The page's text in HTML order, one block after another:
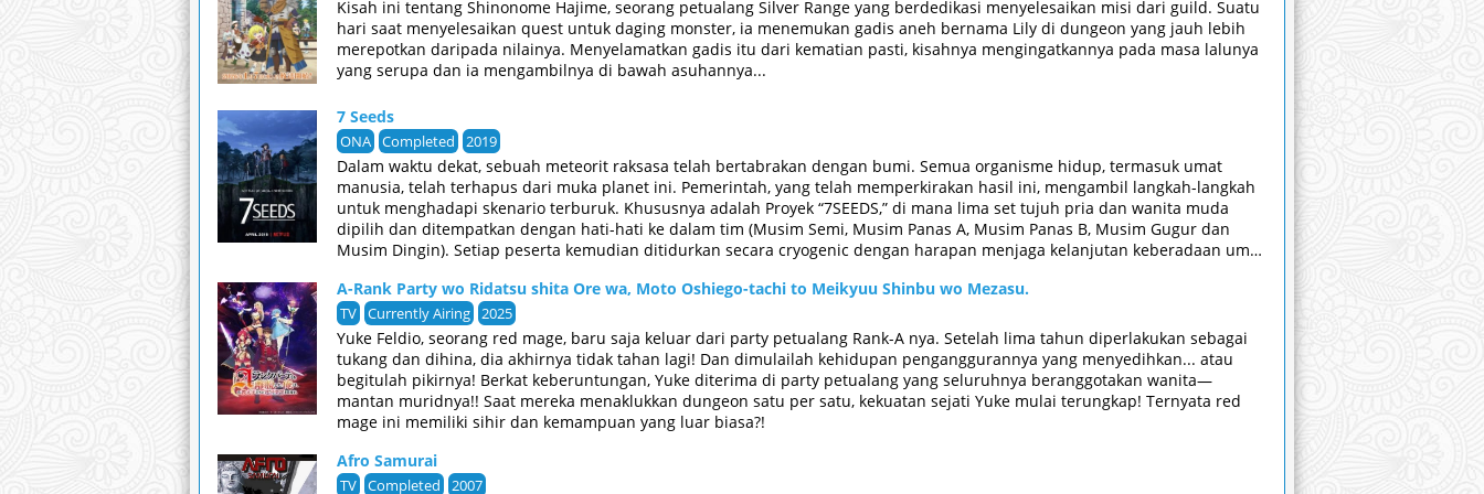
Kisah ini tentang Shinonome Hajime, seorang petualang Silver Range yang berdedikasi menyelesaikan misi dari guild. Suatu
hari saat menyelesaikan quest untuk daging monster, ia menemukan gadis aneh bernama Lily di dungeon yang jauh lebih
merepotkan daripada nilainya. Menyelamatkan gadis itu dari kematian pasti, kisahnya mengingatkannya pada masa lalunya
yang serupa dan ia mengambilnya di bawah asuhannya...
7 Seeds
ONA Completed 2019
Dalam waktu dekat, sebuah meteorit raksasa telah bertabrakan dengan bumi. Semua organisme hidup, termasuk umat
manusia, telah terhapus dari muka planet ini. Pemerintah, yang telah memperkirakan hasil ini, mengambil langkah-langkah
untuk menghadapi skenario terburuk. Khususnya adalah Proyek “7SEEDS,” di mana lima set tujuh pria dan wanita muda
dipilih dan ditempatkan dengan hati-hati ke dalam tim (Musim Semi, Musim Panas A, Musim Panas B, Musim Gugur dan
Musim Dingin). Setiap peserta kemudian ditidurkan secara cryogenic dengan harapan menjaga kelanjutan keberadaan umat
Sementara kehilangan dan berduka karena kehilangan orang-orang yang mereka cintai, mereka berusaha mencari cara
untuk bertahan hidup. (Source: MU)
A-Rank Party wo Ridatsu shita Ore wa, Moto Oshiego-tachi to Meikyuu Shinbu wo Mezasu.
TV Currently Airing 2025
Yuke Feldio, seorang red mage, baru saja keluar dari party petualang Rank-A nya. Setelah lima tahun diperlakukan sebagai
tukang dan dihina, dia akhirnya tidak tahan lagi! Dan dimulailah kehidupan penganggurannya yang menyedihkan... atau
begitulah pikirnya! Berkat keberuntungan, Yuke diterima di party petualang yang seluruhnya beranggotakan wanita—
mantan muridnya!! Saat mereka menaklukkan dungeon satu per satu, kekuatan sejati Yuke mulai terungkap! Ternyata red
mage ini memiliki sihir dan kemampuan yang luar biasa?!
Afro Samurai
TV Completed 2007